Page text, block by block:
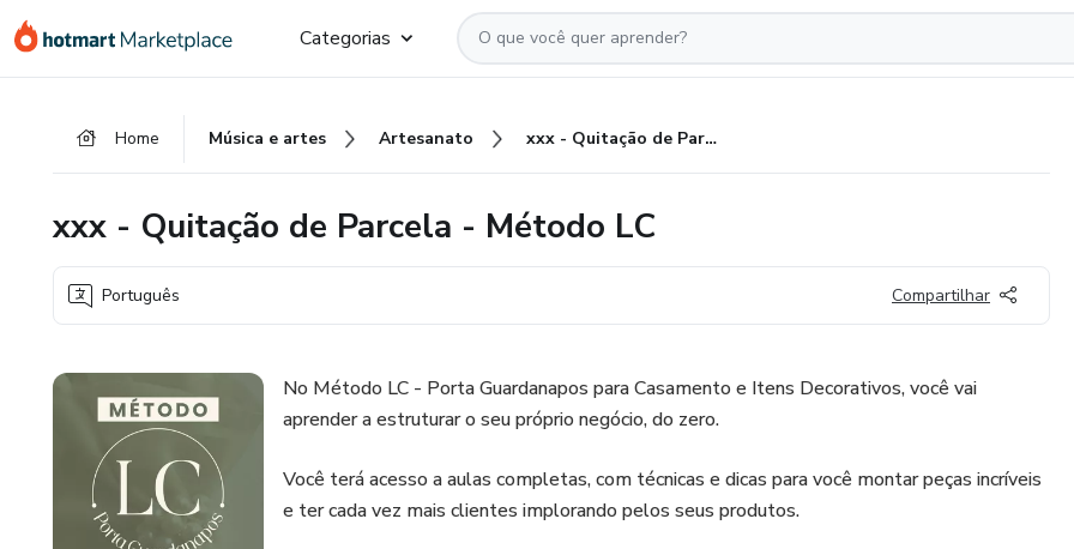
para
para
para
Categorias
Home Música e artes Artesanato xxx - Quitação de Parcela - Método LC
xxx - Quitação de Parcela - Método LC
Português Compartilhar
No Método LC - Porta Guardanapos para Casamento e Itens Decorativos, você vai
aprender a estruturar o seu próprio negócio, do zero.
Você terá acesso a aulas completas, com técnicas e dicas para você montar peças incríveis
e ter cada vez mais clientes implorando pelos seus produtos.